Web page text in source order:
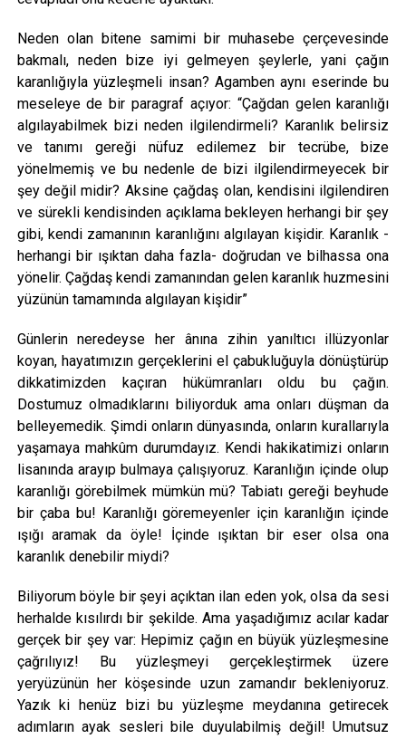
Neden olan bitene samimi bir muhasebe çerçevesinde
bakmalı, neden bize iyi gelmeyen şeylerle, yani çağın
karanlığıyla yüzleşmeli insan? Agamben aynı eserinde bu
meseleye de bir paragraf açıyor: “Çağdan gelen karanlığı
algılayabilmek bizi neden ilgilendirmeli? Karanlık belirsiz
ve tanımı gereği nüfuz edilemez bir tecrübe, bize
yönelmemiş ve bu nedenle de bizi ilgilendirmeyecek bir
şey değil midir? Aksine çağdaş olan, kendisini ilgilendiren
ve sürekli kendisinden açıklama bekleyen herhangi bir şey
gibi, kendi zamanının karanlığını algılayan kişidir. Karanlık -
herhangi bir ışıktan daha fazla- doğrudan ve bilhassa ona
yönelir. Çağdaş kendi zamanından gelen karanlık huzmesini
yüzünün tamamında algılayan kişidir”
Günlerin neredeyse her ânına zihin yanıltıcı illüzyonlar
koyan, hayatımızın gerçeklerini el çabukluğuyla dönüştürüp
dikkatimizden kaçıran hükümranları oldu bu çağın.
Dostumuz olmadıklarını biliyorduk ama onları düşman da
belleyemedik. Şimdi onların dünyasında, onların kurallarıyla
yaşamaya mahkûm durumdayız. Kendi hakikatimizi onların
lisanında arayıp bulmaya çalışıyoruz. Karanlığın içinde olup
karanlığı görebilmek mümkün mü? Tabiatı gereği beyhude
bir çaba bu! Karanlığı göremeyenler için karanlığın içinde
ışığı aramak da öyle! İçinde ışıktan bir eser olsa ona
karanlık denebilir miydi?
Biliyorum böyle bir şeyi açıktan ilan eden yok, olsa da sesi
herhalde kısılırdı bir şekilde. Ama yaşadığımız acılar kadar
gerçek bir şey var: Hepimiz çağın en büyük yüzleşmesine
çağrılıyız! Bu yüzleşmeyi gerçekleştirmek üzere
yeryüzünün her köşesinde uzun zamandır bekleniyoruz.
Yazık ki henüz bizi bu yüzleşme meydanına getirecek
adımların ayak sesleri bile duyulabilmiş değil! Umutsuz